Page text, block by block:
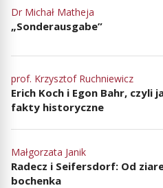
Dr Michał Matheja
„Sonderausgabe”
prof. Krzysztof Ruchniewicz
Erich Koch i Egon Bahr, czyli
fakty historyczne
Małgorzata Janik
Radecz i Seifersdorf: Od
bochenka